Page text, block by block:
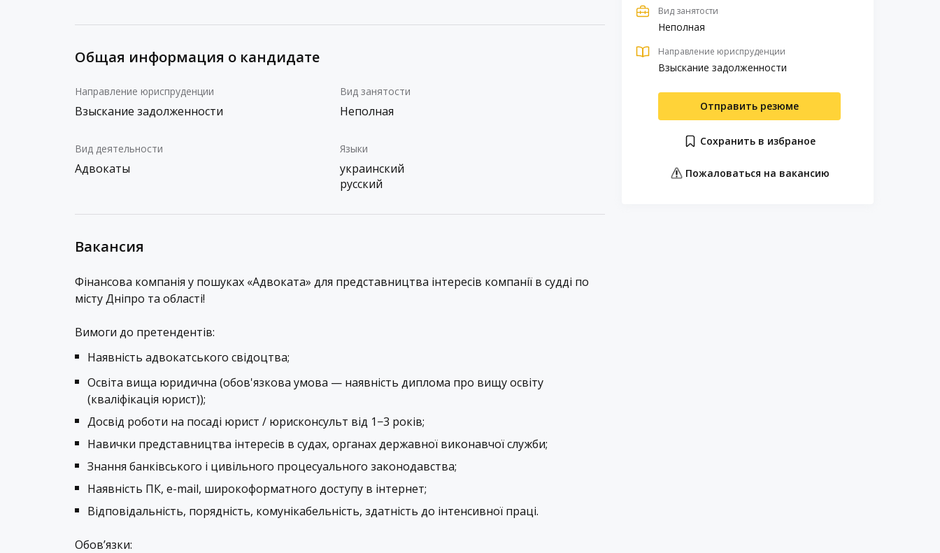
Общая информация о кандидате
Направление юриспруденции
Взыскание задолженности
Вид занятости
Неполная
Вид деятельности
Адвокаты
Языки
украинский
русский
Вакансия
Фінансова компанія у пошуках «Адвоката» для представництва інтересів компанії в судді по
містуДніпро та області!
Вимоги до претендентів:
Наявність адвокатського свідоцтва;
Освіта вища юридична (обов'язкова умова — наявність диплома про вищу освіту
(кваліфікація юрист));
Досвід роботи на посаді юрист / юрисконсульт від 1−3 років;
Навички представництва інтересів в судах, органах державної виконавчої служби;
Знання банківського і цивільного процесуального законодавства;
Наявність ПК, e-mail, широкоформатного доступу в інтернет;
Відповідальність, порядність, комунікабельність, здатність до інтенсивної праці.
Обов’язки:
Вид занятости
Неполная
Направление юриспруденции
Взыскание задолженности
Отправить резюме
Сохранить в избраное
Пожаловаться на вакансию